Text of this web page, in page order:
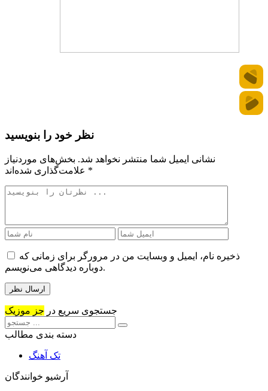
نظر خود را بنویسید
نشانی ایمیل شما منتشر نخواهد شد. بخش‌های موردنیاز
*
ذخیره نام، ایمیل و وبسایت من در مرورگر برای زمانی که
دوباره دیدگاهی می‌نویسم.
جستجوی سریع در جز موزیک
دسته بندی مطالب
تک آهنگ
آرشیو خوانندگان